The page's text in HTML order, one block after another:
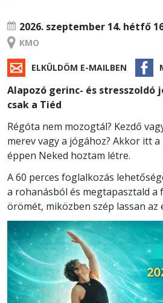
2026. szeptember 14. hétfő
KMO
ELKÜLDÖM E-MAILBEN
Alapozó gerinc- és stresszoldó
csak a Tiéd
Régóta nem mozogtál? Kezdő
merev vagy a jógához? Akkor itt a
éppen Neked hoztam létre.
A 60 perces foglalkozás
a rohanásból és megtapasztald a
örömét, miközben szép lassan az